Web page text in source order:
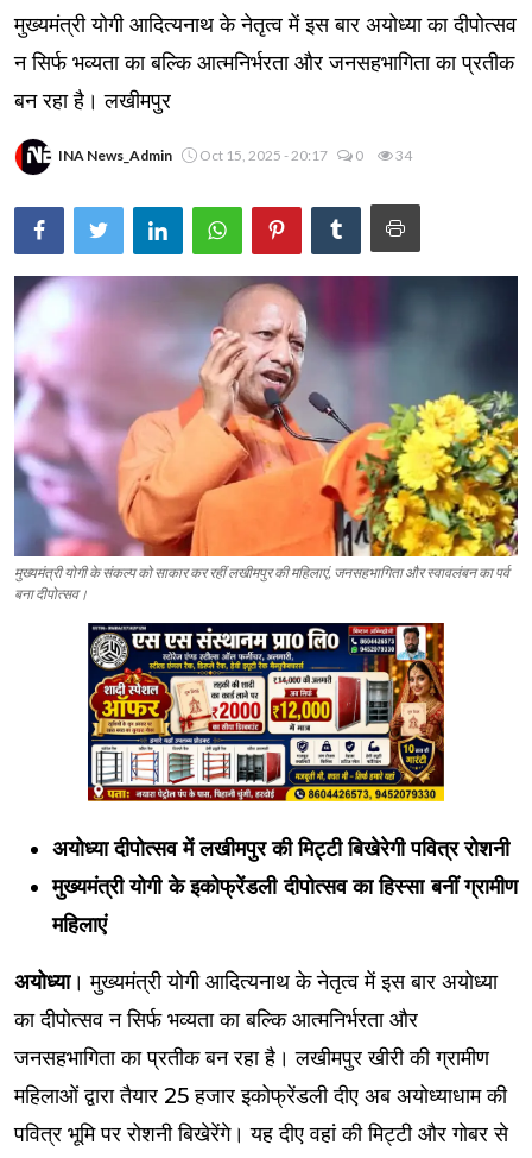
वायरल न्यूज़
मुख्यमंत्री योगी आदित्यनाथ के नेतृत्व में इस बार अयोध्या का दीपोत्सव
न सिर्फ भव्यता का बल्कि आत्मनिर्भरता और जनसहभागिता का प्रतीक
बन रहा है। लखीमपुर
INA News_Admin Oct 15, 2025 - 20:17 0 34
मुख्यमंत्री योगी के संकल्प को साकार कर रहीं लखीमपुर की महिलाएं, जनसहभागिता और स्वावलंबन का पर्व
बना दीपोत्सव।
अयोध्या दीपोत्सव में लखीमपुर की मिट्टी बिखेरेगी पवित्र रोशनी
मुख्यमंत्री योगी के इकोफ्रेंडली दीपोत्सव का हिस्सा बनीं ग्रामीण
महिलाएं
अयोध्या। मुख्यमंत्री योगी आदित्यनाथ के नेतृत्व में इस बार अयोध्या
का दीपोत्सव न सिर्फ भव्यता का बल्कि आत्मनिर्भरता और
जनसहभागिता का प्रतीक बन रहा है। लखीमपुर खीरी की ग्रामीण
महिलाओं द्वारा तैयार 25 हजार इकोफ्रेंडली दीए अब अयोध्याधाम की
पवित्र भूमि पर रोशनी बिखेरेंगे। यह दीए वहां की मिट्टी और गोबर से